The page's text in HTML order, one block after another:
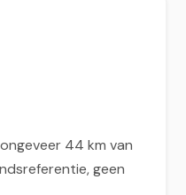
44 km van
geen